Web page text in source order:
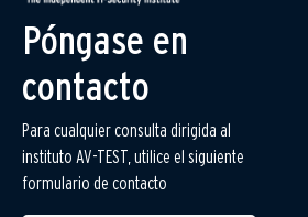
Póngase en
contacto
Para cualquier consulta dirigida al
instituto AV-TEST, utilice el siguiente
formulario de contacto